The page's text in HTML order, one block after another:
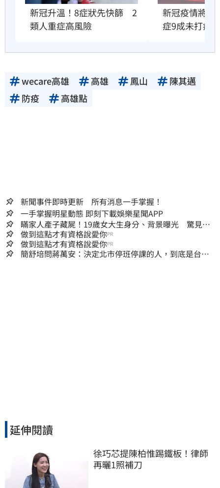
新冠升溫！8症狀先快篩　2
類人重症高風險
新冠疫情將衝
症9成未打疫苗
wecare高雄 高雄 鳳山
陳其邁
防疫
高雄點
新聞事件即時更新 所有消息一手掌握！
一手掌握明星動態 即刻下載娛樂星聞APP
瞞家人產子藏屍！19歲女大生身分、背景曝光 驚見
「產檢紀錄全空白」
做到這點才有資格說愛你PR
做到這點才有資格說愛你PR
簡舒培問蔣萬安：決定北市停班停課的人，到底是台北
延伸閱讀
徐巧芯提陳柏惟踢鐵板！律師
再曬1照補刀